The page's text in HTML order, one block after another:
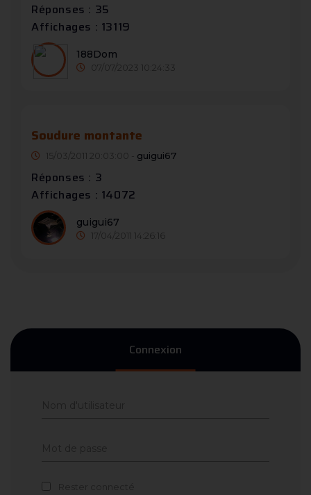
Réponses : 35
Affichages : 13119
188Dom
07/07/2023 10:24:33
Soudure montante
15/03/2011 20:03:00 - guigui67
Réponses : 3
Affichages : 14072
guigui67
17/04/2011 14:26:16
Connexion